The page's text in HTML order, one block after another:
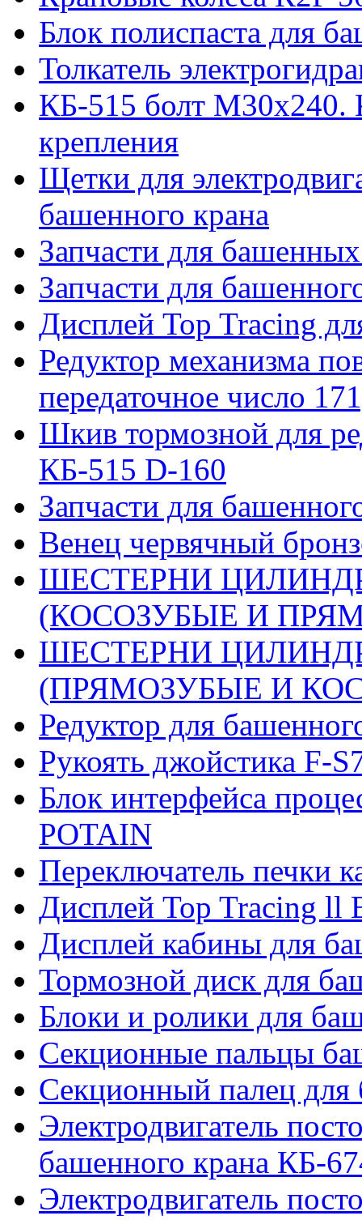
Блок полиспаста для
Толкатель
КБ-515 болт М30х240.
крепления
Щетки для
башенного крана
Запчасти для
Запчасти для
Дисплей Top Tracing
Редуктор механизма
передаточное число
Шкив тормозной для
КБ-515 D-160
Запчасти для
Венец червячный
ШЕСТЕРНИ
(КОСОЗУБЫЕ И
ШЕСТЕРНИ
(ПРЯМОЗУБЫЕ И
Редуктор для
Рукоять джойстика F-
Блок интерфейса
POTAIN
Переключатель печки
Дисплей Top Tracing ll
Дисплей кабины для
Тормозной диск для
Блоки и ролики для
Секционные пальцы
Секционный палец
Электродвигатель
башенного крана КБ-
Электродвигатель